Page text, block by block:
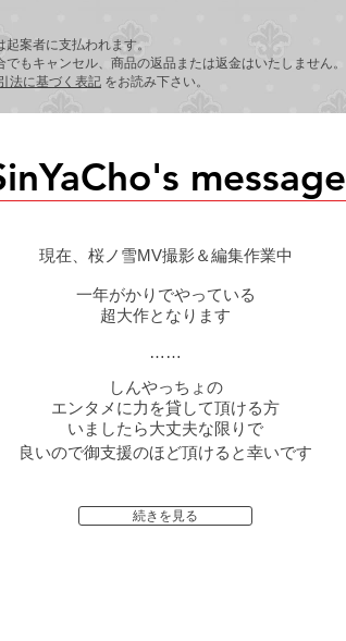
案者に支払われます。
もキャンセル、商品の返品または返金はいたしません。
法に基づく表記 をお読み下さい。
message
現在、桜ノ雪MV撮影＆編集作業中
一年がかりでやっている
超大作となります
……
しんやっちょの
エンタメに力を貸して頂ける方
いましたら大丈夫な限りで
良いので御支援のほど頂けると幸いです
続きを見る